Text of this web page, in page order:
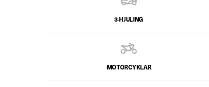
3-HJULING
MOTORCYKLAR